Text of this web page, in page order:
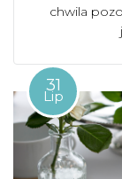
chwila
31
Lip